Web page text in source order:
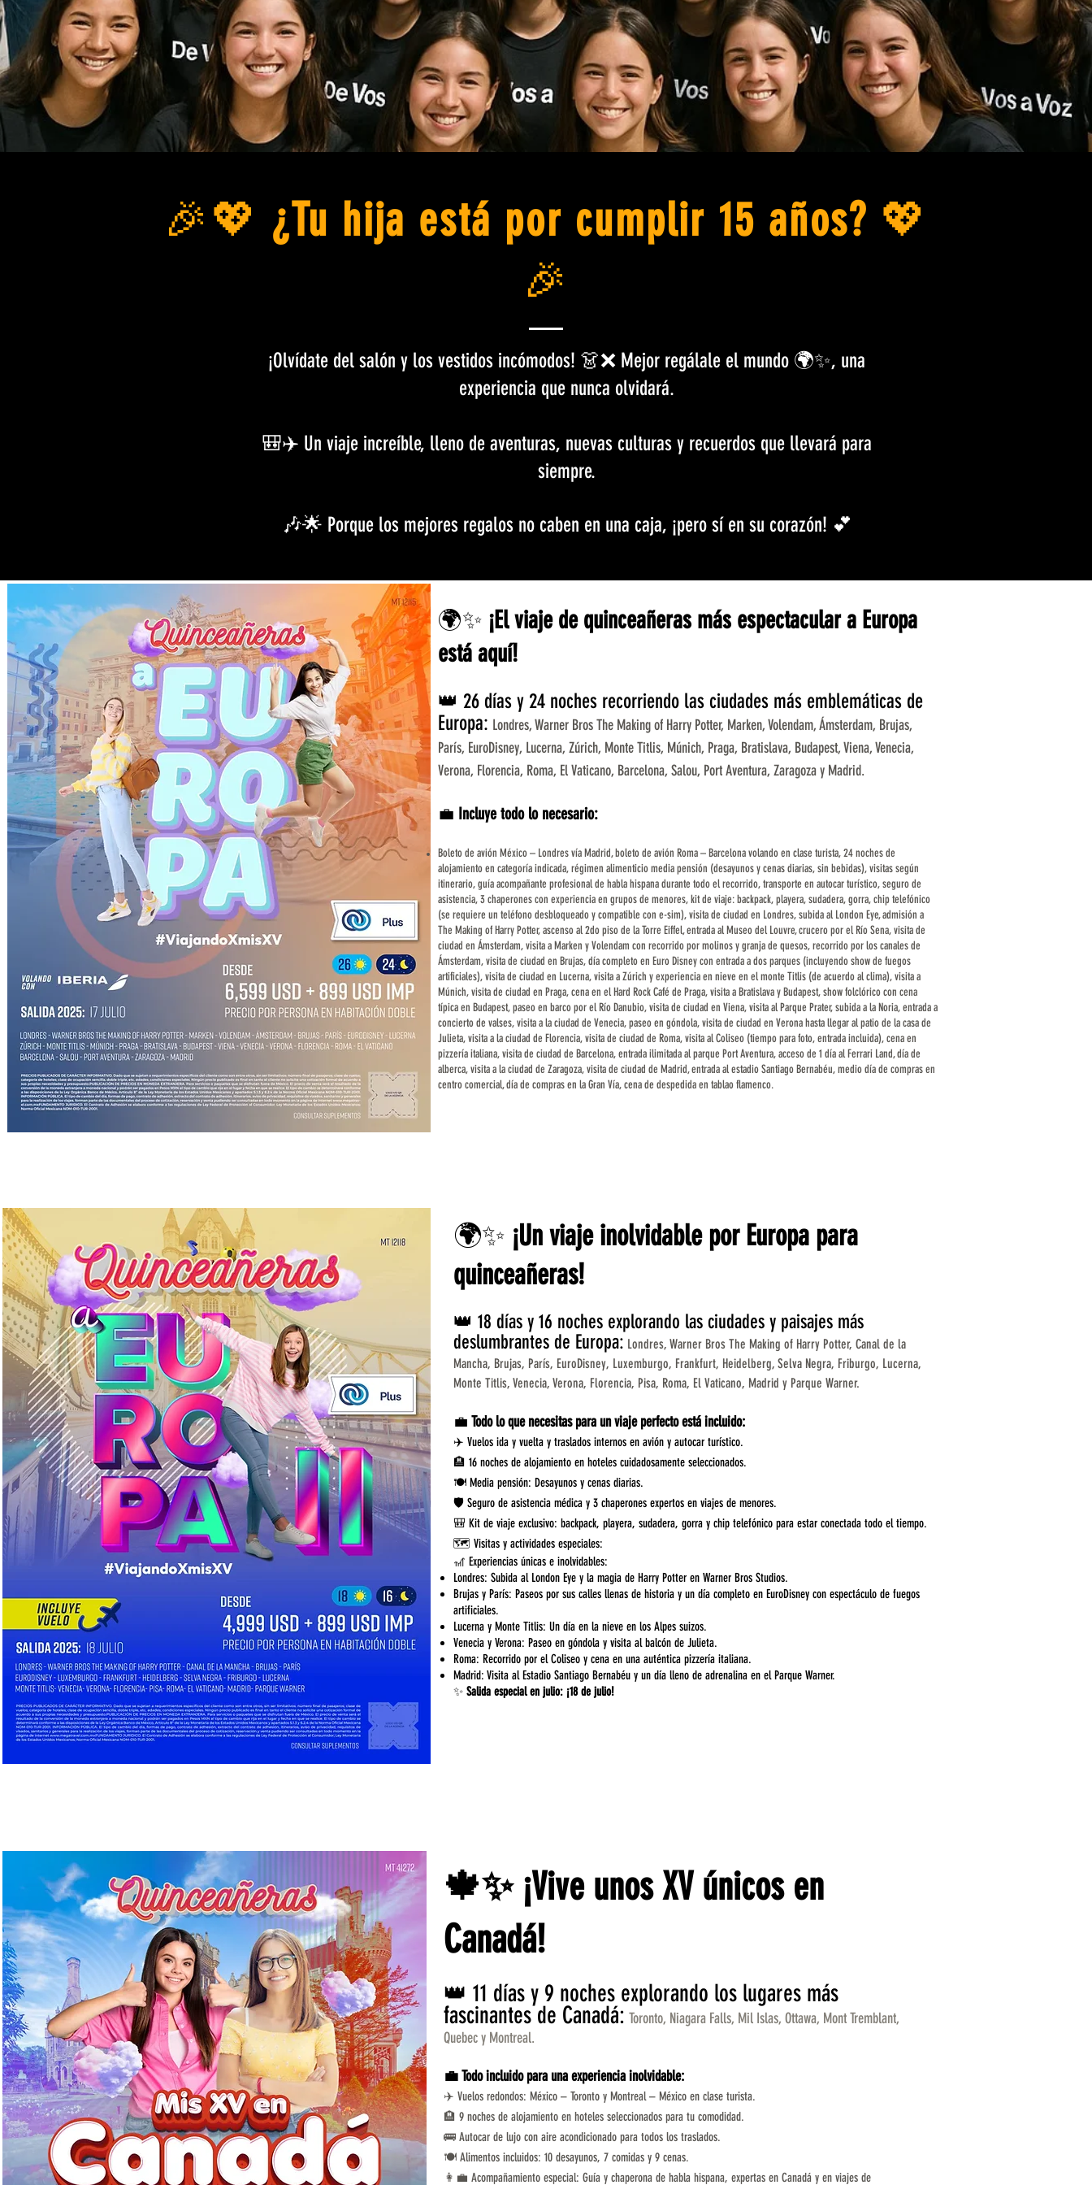
🎉💖 ¿Tu hija está por cumplir 15 años? 💖
🎉
¡Olvídate del salón y los vestidos incómodos! 👗❌ Mejor regálale el mundo 🌍✨, una
experiencia que nunca olvidará.
🎒✈️ Un viaje increíble, lleno de aventuras, nuevas culturas y recuerdos que llevará para
siempre.
🎶🌟 Porque los mejores regalos no caben en una caja, ¡pero sí en su corazón! 💕
🌍✨ ¡El viaje de quinceañeras más espectacular a Europa
está aquí!
👑 26 días y 24 noches recorriendo las ciudades más emblemáticas de
Europa: Londres, Warner Bros The Making of Harry Potter, Marken, Volendam, Ámsterdam, Brujas,
París, EuroDisney, Lucerna, Zúrich, Monte Titlis, Múnich, Praga, Bratislava, Budapest, Viena, Venecia,
Verona, Florencia, Roma, El Vaticano, Barcelona, Salou, Port Aventura, Zaragoza y Madrid.
💼 Incluye todo lo necesario:
Boleto de avión México – Londres vía Madrid, boleto de avión Roma – Barcelona volando en clase turista, 24 noches de
alojamiento en categoría indicada, régimen alimenticio media pensión (desayunos y cenas diarias, sin bebidas), visitas según
itinerario, guía acompañante profesional de habla hispana durante todo el recorrido, transporte en autocar turístico, seguro de
asistencia, 3 chaperones con experiencia en grupos de menores, kit de viaje: backpack, playera, sudadera, gorra, chip telefónico
(se requiere un teléfono desbloqueado y compatible con e-sim), visita de ciudad en Londres, subida al London Eye, admisión a
The Making of Harry Potter, ascenso al 2do piso de la Torre Eiffel, entrada al Museo del Louvre, crucero por el Río Sena, visita de
ciudad en Ámsterdam, visita a Marken y Volendam con recorrido por molinos y granja de quesos, recorrido por los canales de
Ámsterdam, visita de ciudad en Brujas, día completo en Euro Disney con entrada a dos parques (incluyendo show de fuegos
artificiales), visita de ciudad en Lucerna, visita a Zúrich y experiencia en nieve en el monte Titlis (de acuerdo al clima), visita a
Múnich, visita de ciudad en Praga, cena en el Hard Rock Café de Praga, visita a Bratislava y Budapest, show folclórico con cena
típica en Budapest, paseo en barco por el Río Danubio, visita de ciudad en Viena, visita al Parque Prater, subida a la Noria, entrada a
concierto de valses, visita a la ciudad de Venecia, paseo en góndola, visita de ciudad en Verona hasta llegar al patio de la casa de
Julieta, visita a la ciudad de Florencia, visita de ciudad de Roma, visita al Coliseo (tiempo para foto, entrada incluida), cena en
pizzería italiana, visita de ciudad de Barcelona, entrada ilimitada al parque Port Aventura, acceso de 1 día al Ferrari Land, día de
alberca, visita a la ciudad de Zaragoza, visita de ciudad de Madrid, entrada al estadio Santiago Bernabéu, medio día de compras en
centro comercial, día de compras en la Gran Vía, cena de despedida en tablao flamenco.
🌍✨ ¡Un viaje inolvidable por Europa para
quinceañeras!
👑 18 días y 16 noches explorando las ciudades y paisajes más
deslumbrantes de Europa: Londres, Warner Bros The Making of Harry Potter, Canal de la
Mancha, Brujas, París, EuroDisney, Luxemburgo, Frankfurt, Heidelberg, Selva Negra, Friburgo, Lucerna,
Monte Titlis, Venecia, Verona, Florencia, Pisa, Roma, El Vaticano, Madrid y Parque Warner.
💼 Todo lo que necesitas para un viaje perfecto está incluido:
✈️ Vuelos ida y vuelta y traslados internos en avión y autocar turístico.
🏨 16 noches de alojamiento en hoteles cuidadosamente seleccionados.
🍽️ Media pensión: Desayunos y cenas diarias.
🛡️ Seguro de asistencia médica y 3 chaperones expertos en viajes de menores.
🎒 Kit de viaje exclusivo: backpack, playera, sudadera, gorra y chip telefónico para estar conectada todo el tiempo.
🗺️ Visitas y actividades especiales:
🎢 Experiencias únicas e inolvidables:
Londres: Subida al London Eye y la magia de Harry Potter en Warner Bros Studios.
Brujas y París: Paseos por sus calles llenas de historia y un día completo en EuroDisney con espectáculo de fuegos
artificiales.
Lucerna y Monte Titlis: Un día en la nieve en los Alpes suizos.
Venecia y Verona: Paseo en góndola y visita al balcón de Julieta.
Roma: Recorrido por el Coliseo y cena en una auténtica pizzería italiana.
Madrid: Visita al Estadio Santiago Bernabéu y un día lleno de adrenalina en el Parque Warner.
✨ Salida especial en julio: ¡18 de julio!
🍁✨ ¡Vive unos XV únicos en
Canadá!
👑 11 días y 9 noches explorando los lugares más
fascinantes de Canadá: Toronto, Niagara Falls, Mil Islas, Ottawa, Mont Tremblant,
Quebec y Montreal.
💼 Todo incluido para una experiencia inolvidable:
✈️ Vuelos redondos: México – Toronto y Montreal – México en clase turista.
🏨 9 noches de alojamiento en hoteles seleccionados para tu comodidad.
🚌 Autocar de lujo con aire acondicionado para todos los traslados.
🍽️ Alimentos incluidos: 10 desayunos, 7 comidas y 9 cenas.
👩‍💼 Acompañamiento especial: Guía y chaperona de habla hispana, expertas en Canadá y en viajes de